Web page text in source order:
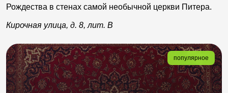
Рождества в стенах самой необычной церкви Питера.
Кирочная улица, д. 8, лит. В
популярное